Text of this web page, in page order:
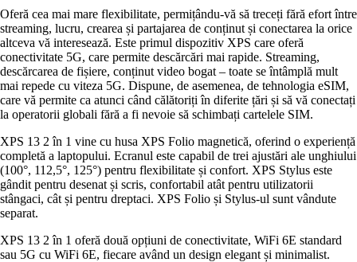
Oferă cea mai mare flexibilitate, permițându-vă să treceți fără efort între
streaming, lucru, crearea și partajarea de conținut și conectarea la orice
altceva vă interesează. Este primul dispozitiv XPS care oferă
conectivitate 5G, care permite descărcări mai rapide. Streaming,
descărcarea de fișiere, conținut video bogat – toate se întâmplă mult
mai repede cu viteza 5G. Dispune, de asemenea, de tehnologia eSIM,
care vă permite ca atunci când călătoriți în diferite țări și să vă conectați
la operatorii globali fără a fi nevoie să schimbați cartelele SIM.
XPS 13 2 în 1 vine cu husa XPS Folio magnetică, oferind o experiență
completă a laptopului. Ecranul este capabil de trei ajustări ale unghiului
(100°, 112,5°, 125°) pentru flexibilitate și confort. XPS Stylus este
gândit pentru desenat și scris, confortabil atât pentru utilizatorii
stângaci, cât și pentru dreptaci. XPS Folio și Stylus-ul sunt vândute
separat.
XPS 13 2 în 1 oferă două opțiuni de conectivitate, WiFi 6E standard
sau 5G cu WiFi 6E, fiecare având un design elegant și minimalist.